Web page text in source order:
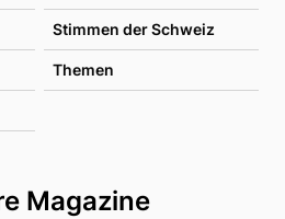
Stimmen der Schweiz
Themen
Magazine